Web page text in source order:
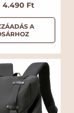
s
z
e
s
é
t
k
e
l
é
A
k
c
i
ó
s
á
r
4.490 Ft
A